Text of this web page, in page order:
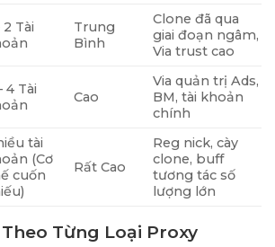
2 Tài
Trung
Bình
Clone đã qua
giai đoạn ngâm,
Via trust cao
4 Tài
Cao
Via quản trị Ads,
BM, tài khoản
chính
tài
(Cơ
cuốn
Rất Cao
Reg nick, cày
clone, buff
tương tác số
lượng lớn
Theo Từng Loại Proxy